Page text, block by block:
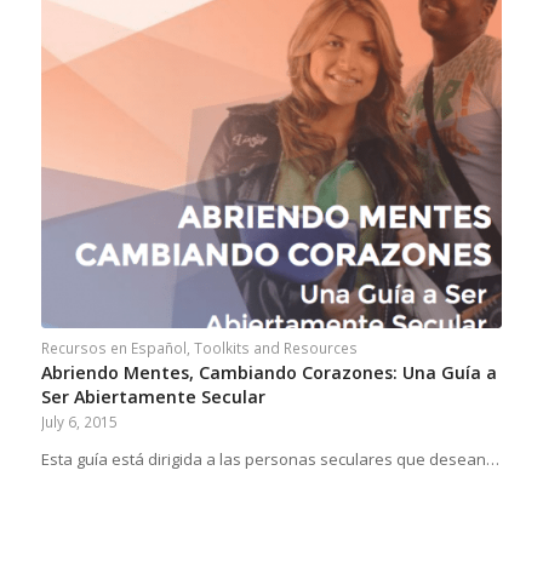
Recursos en Español Toolkits and Resources
Abriendo Mentes, Cambiando Corazones: Una Guía a
Ser Abiertamente Secular
July 6, 2015
Esta guía está dirigida a las personas seculares que desean…